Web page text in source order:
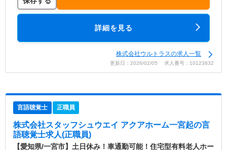
詳細を見る
株式会社ウルトラスの求人一覧
更新日：2026/02/05 求人番号：10123832
言語聴覚士 正職員
株式会社スタッフシュウエイ アクアホーム一宮起の言
語聴覚士求人(正職員)
【愛知県/一宮市】土日休み！車通勤可能！住宅型有料老人ホー